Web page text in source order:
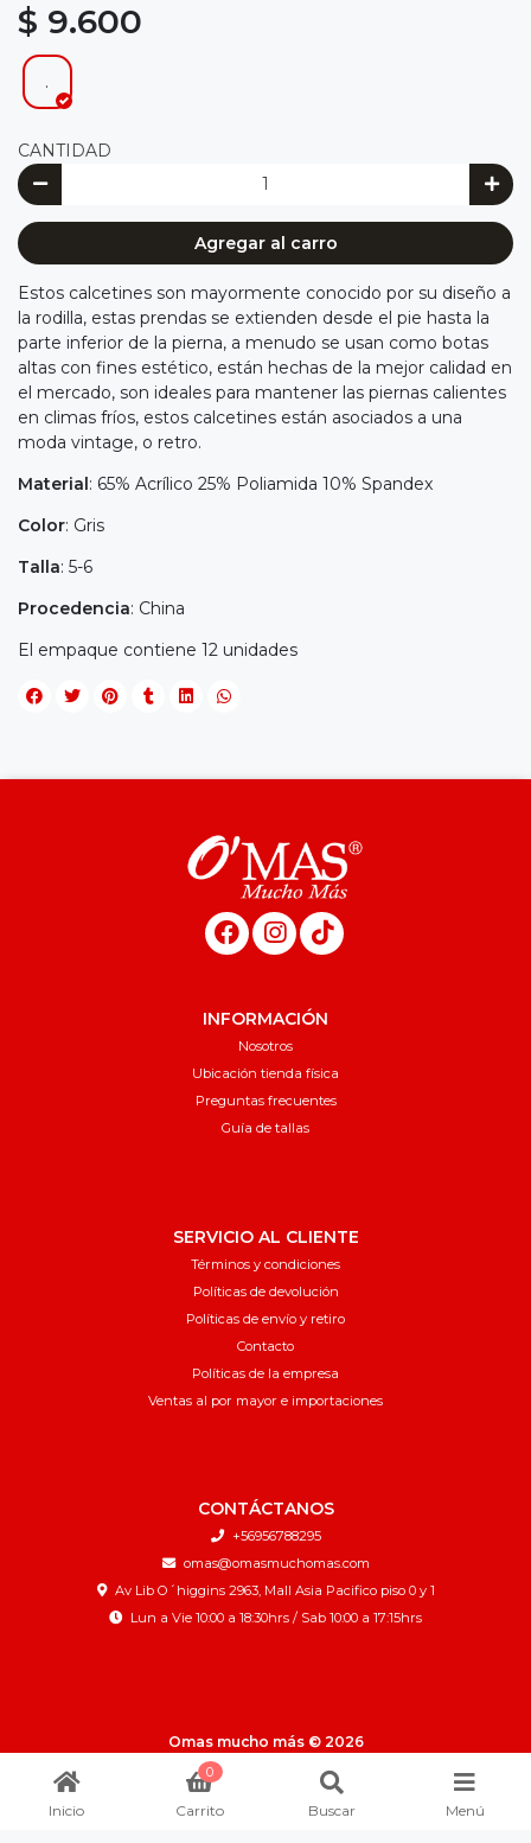
$ 9.600
.
CANTIDAD
Agregar al carro
Estos calcetines son mayormente conocido por su diseño a
la rodilla, estas prendas se extienden desde el pie hasta la
parte inferior de la pierna, a menudo se usan como botas
altas con fines estético, están hechas de la mejor calidad en
el mercado, son ideales para mantener las piernas calientes
en climas fríos, estos calcetines están asociados a una
moda vintage, o retro.
Material: 65% Acrílico 25% Poliamida 10% Spandex
Color: Gris
Talla: 5-6
Procedencia: China
El empaque contiene 12 unidades
INFORMACIÓN
Nosotros
Ubicación tienda física
Preguntas frecuentes
Guía de tallas
SERVICIO AL CLIENTE
Términos y condiciones
Políticas de devolución
Políticas de envío y retiro
Contacto
Políticas de la empresa
Ventas al por mayor e importaciones
CONTÁCTANOS
+56956788295
omas@omasmuchomas.com
Av Lib O´higgins 2963, Mall Asia Pacifico piso 0 y 1
Lun a Vie 10:00 a 18:30hrs / Sab 10:00 a 17:15hrs
Omas mucho más © 2026
¿Te gusta mi tienda? Yo vendo con
Inicio
0
Carrito Buscar Menú